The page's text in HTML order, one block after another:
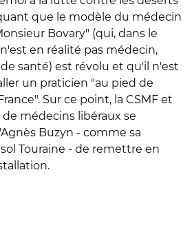
que le modèle du médecin
Bovary" (qui, dans le
en réalité pas médecin,
santé) est révolu et qu'il n'est
un praticien "au pied de
Sur ce point, la CSMF et
de médecins libéraux se
Buzyn - comme sa
Touraine - de remettre en